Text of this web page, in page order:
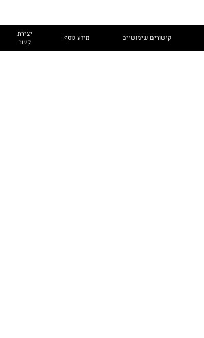
קישורים שימושיים מידע נוסף
יצירת
קשר